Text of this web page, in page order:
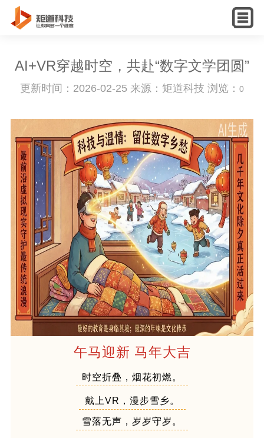
English
AI+VR穿越时空，共赴“数字文学团圆”
更新时间：2026-02-25 来源：矩道科技 浏览： 0
午马迎新 马年大吉
时空折叠，烟花初燃。
戴上VR，漫步雪乡。
雪落无声，岁岁守岁。